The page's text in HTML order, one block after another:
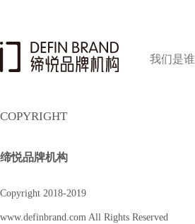
我们是谁
COPYRIGHT
缔悦品牌机构
Copyright 2018-2019
www.definbrand.com All Rights Reserved